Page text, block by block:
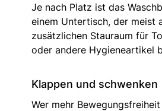
Je nach Platz ist das
einem Untertisch, der meist
zusätzlichen Stauraum für
oder andere Hygieneartikel
Klappen und schwenken
Wer mehr